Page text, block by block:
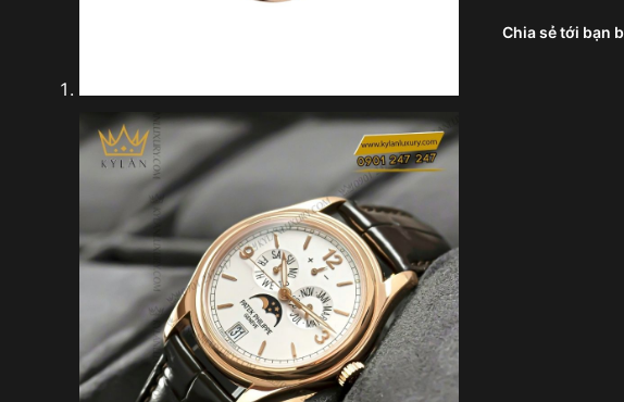
Chia sẻ tới bạn